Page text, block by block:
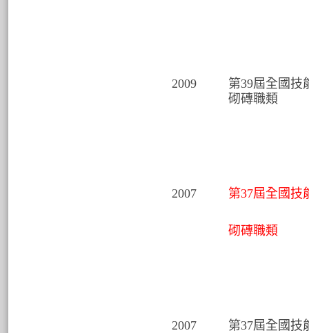
2009
第39屆全國技
砌磚職類
2007 第37屆全國技
砌磚職類
2007
第37屆全國技